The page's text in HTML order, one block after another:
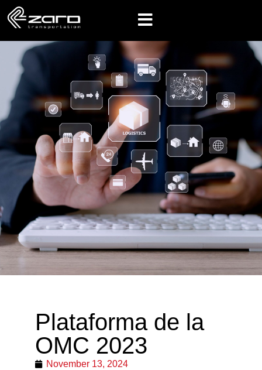
Plataforma de la
OMC 2023
November 13, 2024